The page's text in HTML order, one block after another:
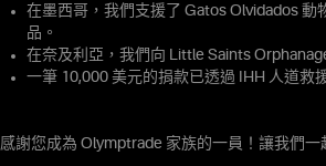
在墨西哥，我們支援了 Gatos Olvidados
品。
在奈及利亞，我們向 Little Saints
一筆 10,000 美元的捐款已透過 IHH 人道救
感謝您成為 Olymptrade 家族的一員！讓我們一